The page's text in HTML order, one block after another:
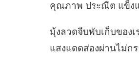
คุณภาพ ประณีต แข็งแ
มุ้งลวดจีบพับเก็บของ
แสงแดดส่องผ่านไม่ก